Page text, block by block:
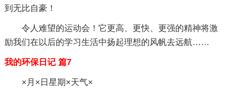
到无比自豪！
令人难望的运动会！它更高、更快、更强的精神将激
励我们在以后的学习生活中扬起理想的风帆去远航……
我的环保日记 篇7
×月×日星期×天气×